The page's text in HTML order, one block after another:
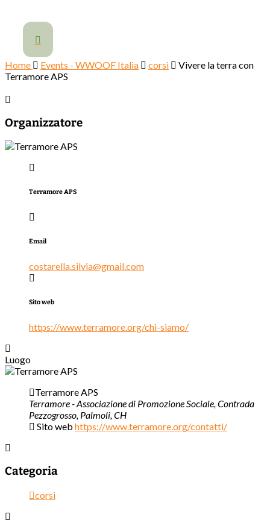

Home Events - WWOOF Italia corsi
Vivere la terra con
Terramore APS
Organizzatore
Terramore APS
Email
costarella.silvia@gmail.com
Sito web
https://www.terramore.org/chi-siamo/
Luogo
Terramore APS
Terramore - Associazione di Promozione Sociale, Contrada
Pezzogrosso, Palmoli, CH
Sito web https://www.terramore.org/contatti/
Categoria
corsi